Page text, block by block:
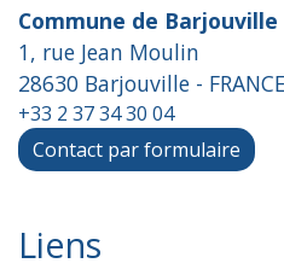
Commune de Barjouville
1, rue Jean Moulin
28630 Barjouville - FRANCE
+33 2 37 34 30 04
Contact par formulaire
Liens